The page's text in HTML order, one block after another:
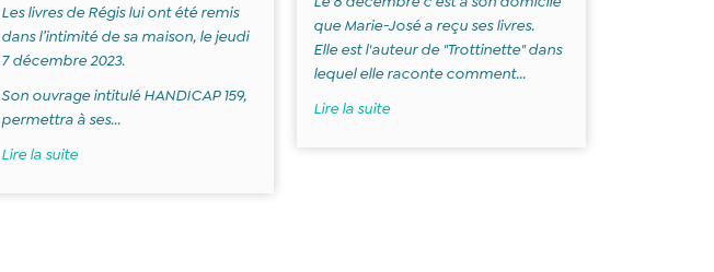
Les livres de Régis lui ont été remis
dans l’intimité de sa maison, le jeudi
7 décembre 2023.
Son ouvrage intitulé HANDICAP 159,
permettra à ses...
Lire la suite
que Marie-José a reçu ses livres.
Elle est l'auteur de "Trottinette" dans
lequel elle raconte comment...
Lire la suite